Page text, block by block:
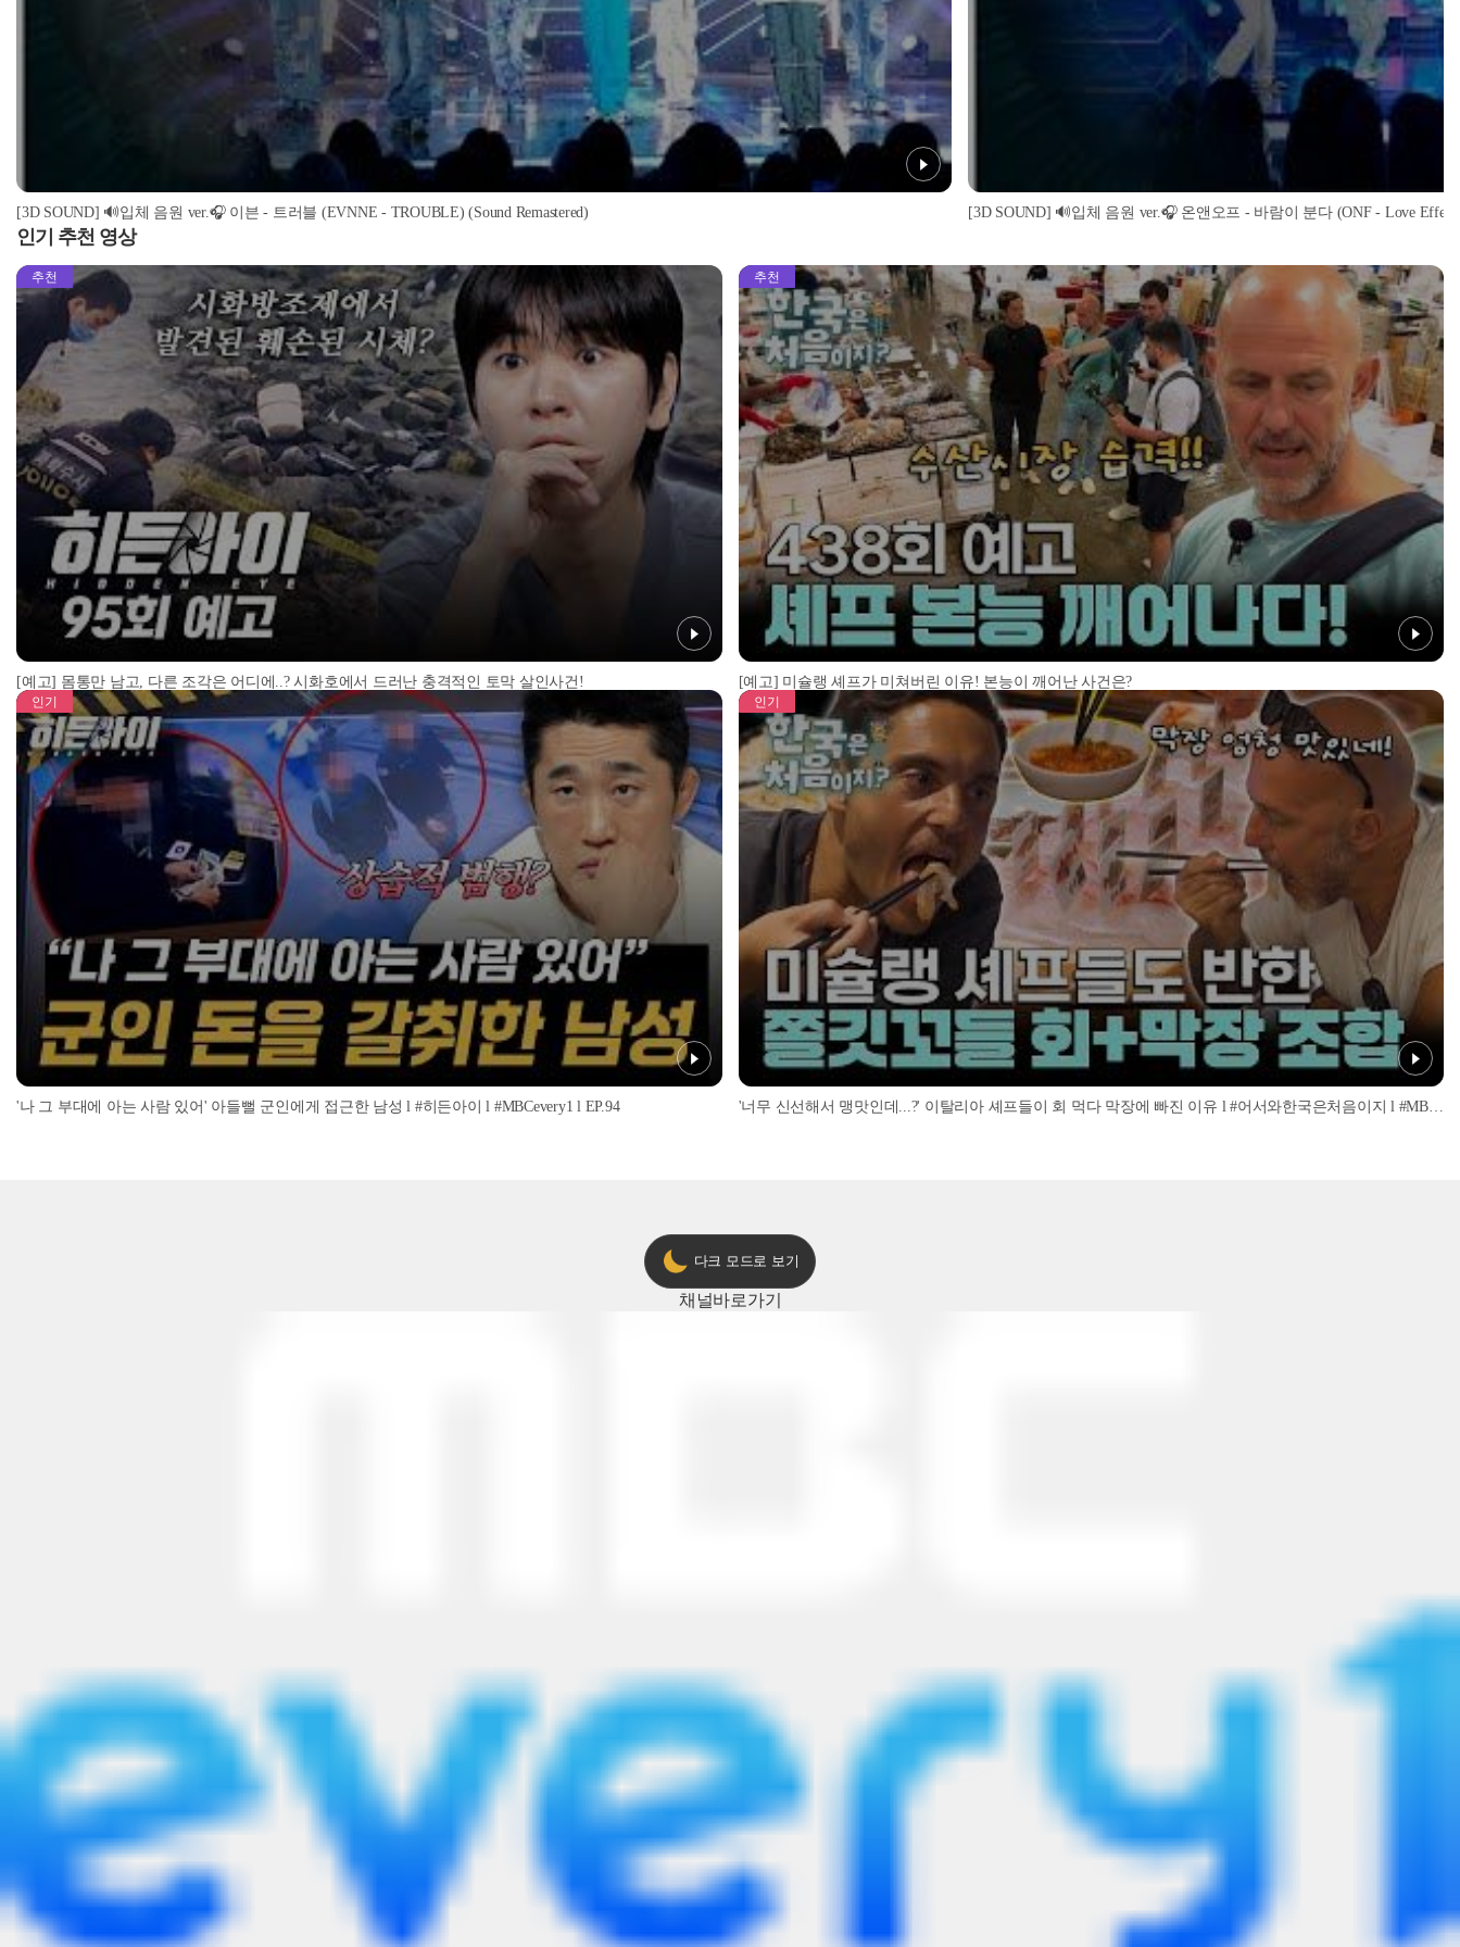
[3D SOUND] 🔊입체 음원 ver.🎧 이븐 - 트러블 (EVNNE - TROUBLE) (Sound Remastered) [3D SOUND] 🔊입체 음원 ver.🎧 온앤오프 - 바람이 분다 (ONF - Love Effect)
인기 추천 영상
추천
[예고] 몸통만 남고, 다른 조각은 어디에..? 시화호에서 드러난 충격적인 토막 살인사건!
추천
[예고] 미슐랭 셰프가 미쳐버린 이유! 본능이 깨어난 사건은?
인기
'나 그 부대에 아는 사람 있어' 아들뻘 군인에게 접근한 남성 l #히든아이 l #MBCevery1 l EP.94
인기
'너무 신선해서 맹맛인데...?' 이탈리아 셰프들이 회 먹다 막장에 빠진 이유 l #어서와한국은처음이지 l #MBCevery1 l EP.437
다크 모드로 보기
채널바로가기